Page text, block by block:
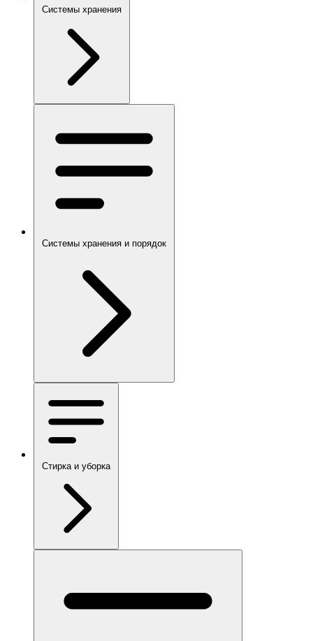
Системы хранения
Системы хранения и порядок
Стирка и уборка